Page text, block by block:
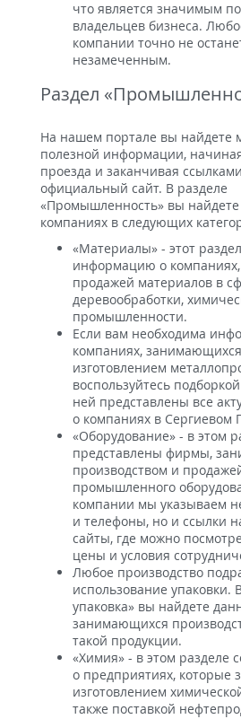
что является значимым
владельцев бизнеса.
компании точно не
незамеченным.
Раздел
На нашем портале вы найдете
полезной информации,
проезда и заканчивая
официальный сайт. В разделе
«Промышленность» вы
компаниях в следующих
«Материалы» - этот
информацию о
продажей материалов в
деревообработки,
промышленности.
Если вам необходима
компаниях,
изготовлением
воспользуйтесь
ней представлены все
о компаниях в Сергиевом
«Оборудование» - в этом
представлены фирмы,
производством и
промышленного
компании мы указываем
и телефоны, но и ссылки
сайты, где можно
цены и условия
Любое производство
использование упаковки.
упаковка» вы найдете
занимающихся
такой продукции.
«Химия» - в этом разделе
о предприятиях, которые
изготовлением
также поставкой